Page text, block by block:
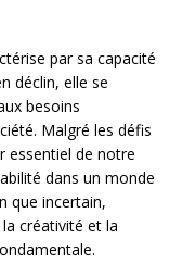
par sa capacité
déclin, elle se
besoins
Malgré les défis
essentiel de notre
dans un monde
que incertain,
créativité et la